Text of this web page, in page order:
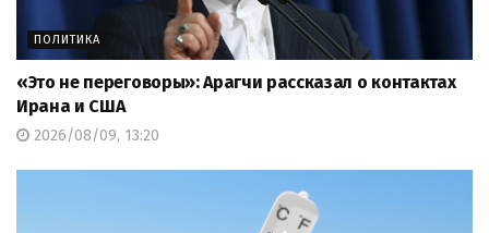
ПОЛИТИКА
«Это не переговоры»: Арагчи рассказал о контактах
Ирана и США
2026/08/09, 13:20